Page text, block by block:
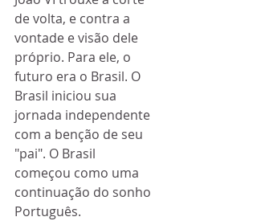
de volta, e contra a
vontade e visão dele
próprio. Para ele, o
futuro era o Brasil. O
Brasil iniciou sua
jornada independente
com a benção de seu
"pai". O Brasil
começou como uma
continuação do sonho
Português.